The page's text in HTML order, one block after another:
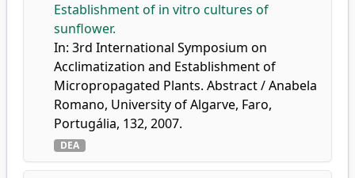
Establishment of in vitro cultures of
sunflower.
In: 3rd International Symposium on
Acclimatization and Establishment of
Micropropagated Plants. Abstract / Anabela
Romano, University of Algarve, Faro,
Portugália, 132, 2007.
DEA